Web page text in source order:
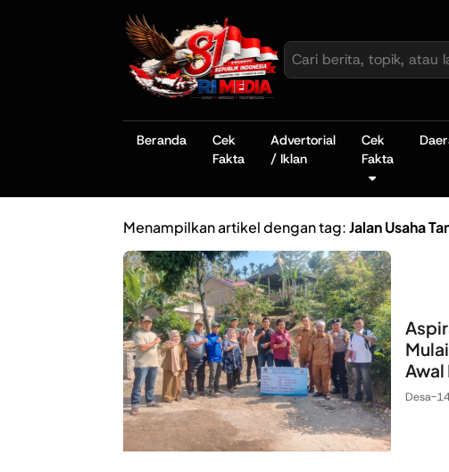
Beranda
Cek
Fakta
Advertorial
/ Iklan
Cek
Fakta
Menampilkan artikel dengan tag:Jalan Usaha
Awal
Desa-